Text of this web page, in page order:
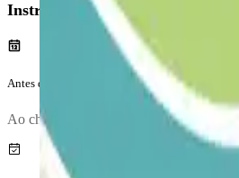
Instruções
Antes da tua viagem
Ao chegares ao parque de